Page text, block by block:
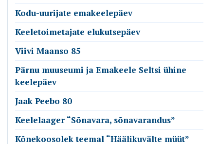
Kodu-uurijate emakeelepäev
Keeletoimetajate elukutsepäev
Viivi Maanso 85
Pärnu muuseumi ja Emakeele Seltsi ühine
keelepäev
Jaak Peebo 80
Keelelaager “Sõnavara, sõnavarandus”
Kõnekoosolek teemal “Häälikuvälte müüt”